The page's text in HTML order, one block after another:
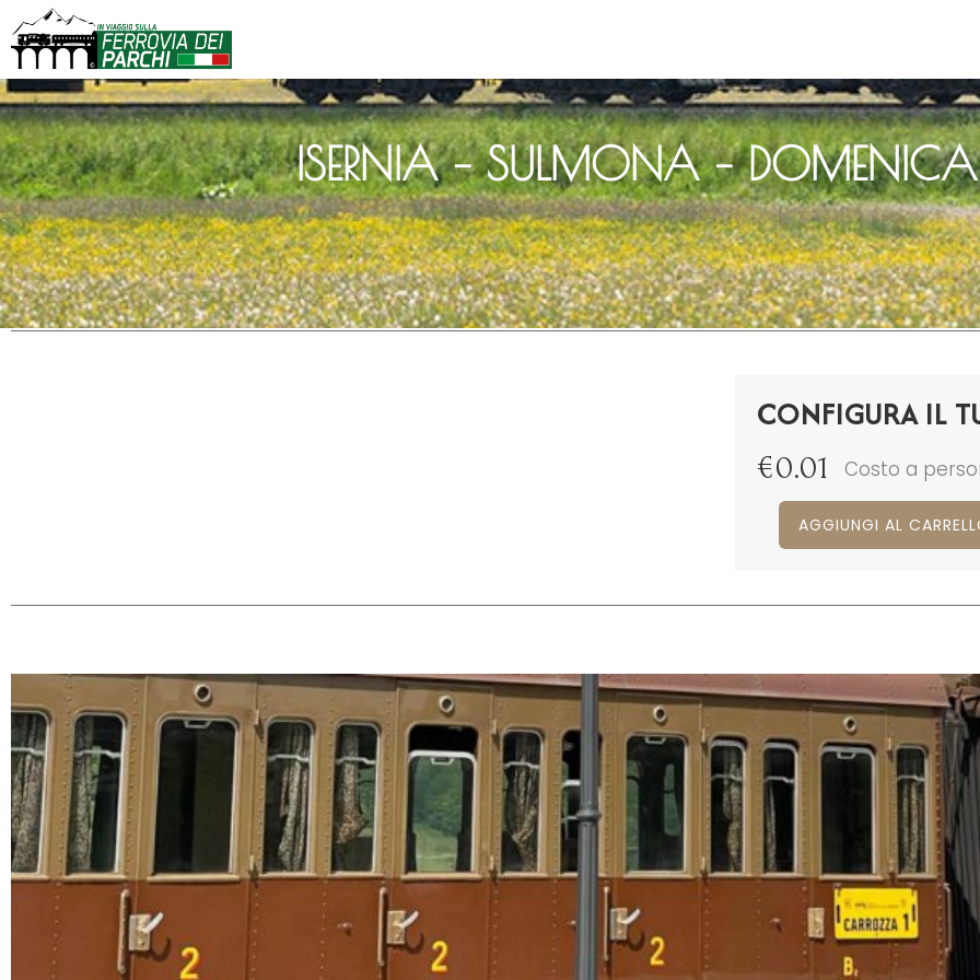
ISERNIA – SULMONA – DOMENICA
CONFIGURA IL
€0.01 Costo a
AGGIUNGI AL